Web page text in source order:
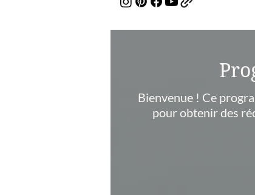
Bienvenue ! Ce
pour obtenir des